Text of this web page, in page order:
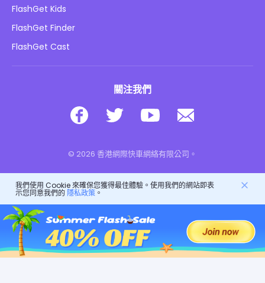
廣告政策
不要出售我的資訊
兒童在線安全
下載
FlashGet Kids
FlashGet Finder
FlashGet Cast
關注我們
© 2026 香港網際快車網絡有限公司。
我們使用 Cookie 來確保您獲得最佳體驗。使用我們的網站即表
示您同意我們的 隱私政策。